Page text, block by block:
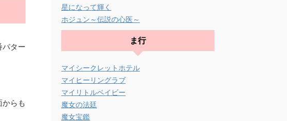
ター
らも
星になって輝く
ホジュン～伝説の心医～
ま行
マイシークレットホテル
マイヒーリングラブ
マイリトルベイビー
魔女の法廷
魔女宝鑑